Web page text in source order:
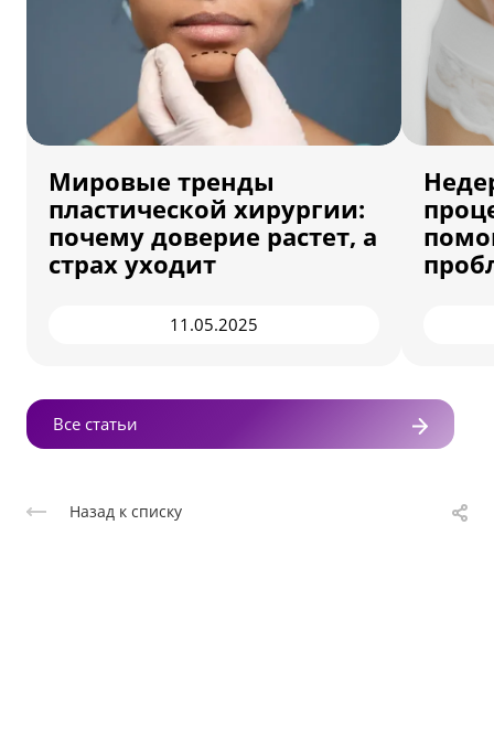
Мировые тренды
пластической хирургии:
почему доверие растет, а
страх уходит
11.05.2025
Все статьи
Назад к списку